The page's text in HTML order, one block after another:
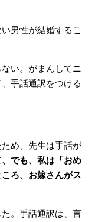
男性が結婚するこ
い。がまんしてニ
手話通訳をつける
め、先生は手話が
でも、私は「おめ
ろ、お嫁さんがス
。手話通訳は、言